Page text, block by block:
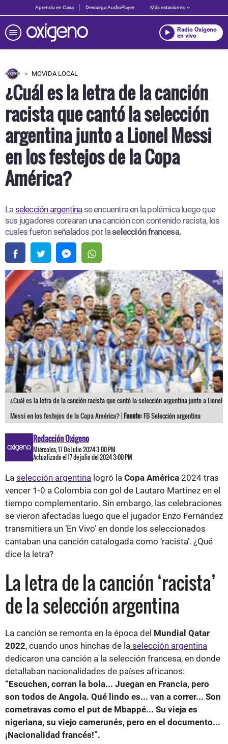
Aprendo en Casa Descarga AudioPlayer Más estaciones
Radio Oxígeno
en vivo
MOVIDA LOCAL
¿Cuál es la letra de la canción
racista que cantó la selección
argentina junto a Lionel Messi
en los festejos de la Copa
América?
Laselección argentinase encuentra en la polémica luego que
sus jugadores corearan una canción con contenido racista, los
cuales fueron señalados por laselección francesa.
¿Cuál es la letra de la canción racista que cantó la selección argentina junto a Lionel
Messi en los festejos de la Copa América? |Fuente:FB Selección argentina
Redacción Oxigeno
Miércoles, 17 De Julio 2024 3:00 PM
Actualizado el 17 de julio del 2024 3:00 PM
La selección argentina logró la Copa América 2024 tras
vencer 1-0 a Colombia con gol de Lautaro Martínez en el
tiempo complementario. Sin embargo, las celebraciones
se vieron afectadas luego que el jugador Enzo Fernández
transmitiera un ‘En Vivo’ en donde los seleccionados
cantaban una canción catalogada como ‘racista’. ¿Qué
dice la letra?
La letra de la canción ‘racista’
de la selección argentina
La canción se remonta en la época del Mundial Qatar
2022, cuando unos hinchas de la selección argentina
dedicaron una canción a la selección francesa, en donde
detallaban nacionalidades de países africanos:
“Escuchen, corran la bola... Juegan en Francia, pero
son todos de Angola. Qué lindo es... van a correr... Son
cometravas como el put de Mbappé... Su vieja es
nigeriana, su viejo camerunés, pero en el documento...
¡Nacionalidad francés!”.